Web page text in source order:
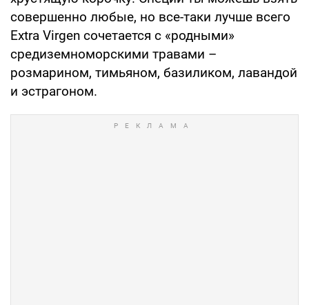
совершенно любые, но все-таки лучше всего
Extra Virgen сочетается с «родными»
средиземноморскими травами –
розмарином, тимьяном, базиликом, лавандой
и эстрагоном.